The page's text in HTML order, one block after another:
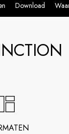
Download